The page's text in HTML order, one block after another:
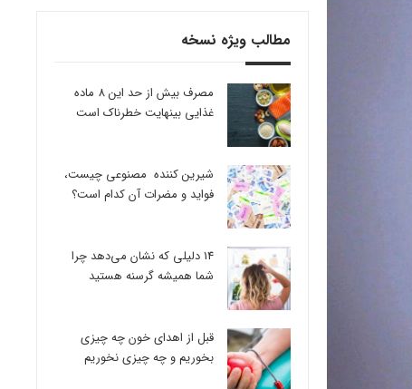
مطالب ویژه نسخه
مصرف بیش از حد این 8 ماده
غذایی بینهایت خطرناک است
شیرین کننده مصنوعی چیست،
فواید و مضرات آن کدام است؟
14 دلیلی که نشان می‌دهد چرا
شما همیشه گرسنه هستید
قبل از اهدای خون چه چیزی
بخوریم و چه چیزی نخوریم